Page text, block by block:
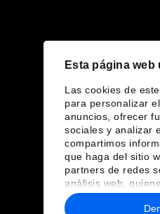
Esta página
Las cookies de
para personalizar
anuncios, ofrecer
sociales y analizar
compartimos
que haga del sitio
partners de redes
análisis web,
combinarla con
haya proporcionado